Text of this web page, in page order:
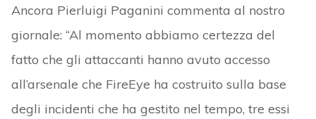
Ancora Pierluigi Paganini commenta al nostro
giornale: “Al momento abbiamo certezza del
fatto che gli attaccanti hanno avuto accesso
all’arsenale che FireEye ha costruito sulla base
degli incidenti che ha gestito nel tempo, tre essi